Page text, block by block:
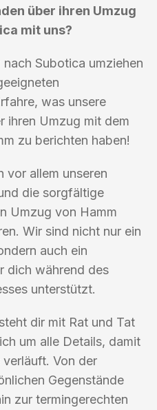
über ihren Umzug
mit uns?
Subotica umziehen
was unsere
ihren Umzug mit dem
zu berichten haben!
vor allem unseren
die sorgfältige
Umzug von Hamm
Wir sind nicht nur ein
auch ein
dich während des
unterstützt.
dir mit Rat und Tat
um alle Details, damit
Von der
Gegenstände
zur termingerechten